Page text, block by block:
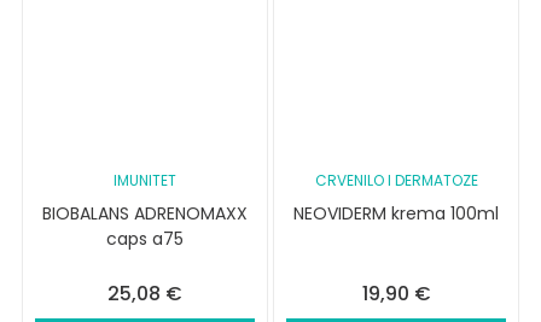
IMUNITET
BIOBALANS ADRENOMAXX
caps a75
25,08 €
CRVENILO I DERMATOZE
NEOVIDERM krema 100ml
19,90 €